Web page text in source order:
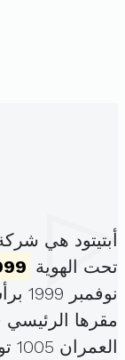
أبتيتود هي
تحت الهوية
نوفمبر 1999 برأس مال قدره
العمران 1005 تونس (